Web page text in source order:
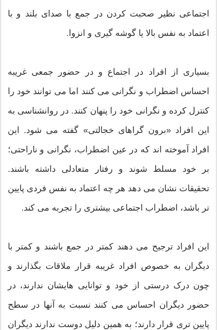
اجتماعی نظیر صحبت کردن در جمع با صدای بلند و با
اعتماد به نفس بالا یا گوشه گیری و انزوا.
بسیاری از افراد در اجتماع و در حضور جمعی غریبه
احساس اضطراب و نگرانی می کنند اما می توانند خود را
کنترل کرده و نگرانی خود را پنهان کنند. در روانشناسی به
این افراد «برون گراهای خجالتی» گفته می شود. این
افراد آموخته اند که در عین اضطراب، نگرانی و ناراحتی؛
بر خود مسلط شوند و رفتار متعادلی داشته باشند.
تحقیقات نشان می دهد هر چه اعتماد به نفس فردی پایین
تر باشد، اضطراب اجتماعی بیشتری را تجربه می کند.
این افراد ترجیح می دهند کمتر در جمع باشند و کمتر با
دیگران به خصوص افراد غریبه قرار ملاقات بگذارند و
چون درک درستی از خود و توانایی هایشان ندارند، در
حضور دیگران احساس می کنند نسبت به آنها در سطح
پایین تری قرار دارند؛ به همین دلیل دوست ندارند دیگران